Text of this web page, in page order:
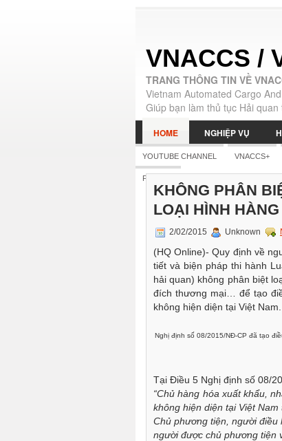
VNACCS /
TRANG THÔNG TIN VỀ
Vietnam Automated Cargo
Giúp bạn làm thủ tục Hải
HOME NGHIỆP VỤ
|ENGLISH
YOUTUBE CHANNEL VNACCS+
FB PAGE
KHÔNG PHÂN
LOẠI HÌNH
2/02/2015 Unknown
(HQ Online)- Quy định về
tiết và biện pháp thi hành
hải quan) không phân biệt
đích thương mại… để tạo
không hiện diện tại Việt Nam.
Nghị định số 08/2015/NĐ-CP đã tạo
Tại Điều 5 Nghị định số 08/
“Chủ hàng hóa xuất khẩu,
không hiện diện tại Việt
Chủ phương tiện, người điều
người được chủ phương tiện